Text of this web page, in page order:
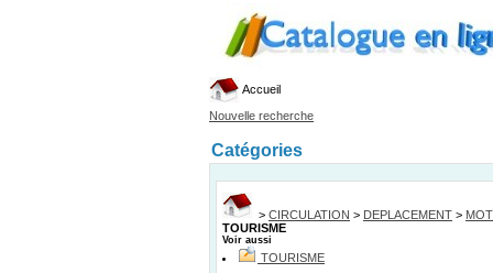
Accueil
Nouvelle recherche
Catégories
> CIRCULATION > DEPLACEMENT >
TOURISME
Voir aussi
TOURISME